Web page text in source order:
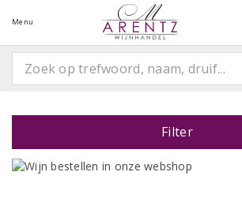
Menu
Filter